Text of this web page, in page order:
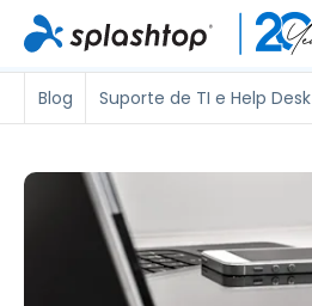
Blog Suporte de TI e Help Desk